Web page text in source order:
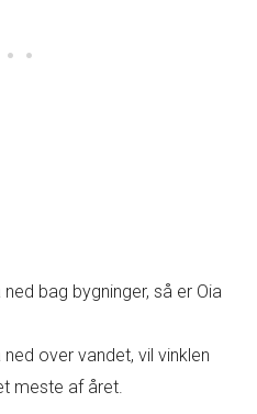
bag bygninger, så er Oia
over vandet, vil vinklen
meste af året.